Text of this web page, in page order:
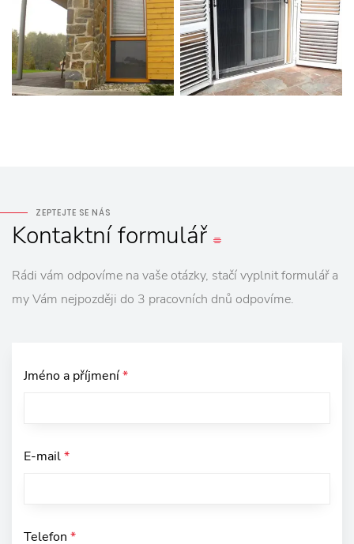
ZEPTEJTE SE NÁS
Kontaktníformulář
Rádi vám odpovíme na vaše otázky, stačí vyplnit formulář a
my Vám nejpozději do 3 pracovních dnů odpovíme.
Jméno a příjmení*
E-mail*
Telefon *